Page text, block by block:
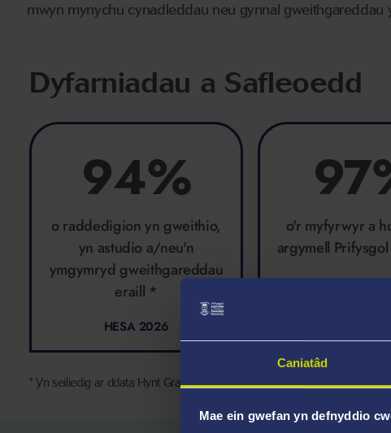
Caniatâd
Mae ein gwefan yn defnyddio
mwyn mynychu cynadleddau neu gynnal gweithgareddau
Dyfarniadau a Safleoedd
94%
o raddedigion yn gweithio,
yn astudio a/neu'n
ymgymryd gweithgareddau
eraill *
HESA 2026
o'r myfyrwyr a
argymell
* Yn seiliedig ar ddata Hynt Graddedigion 2023/2024